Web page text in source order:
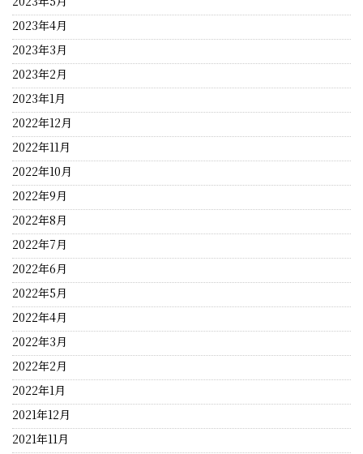
2023年4月
2023年3月
2023年2月
2023年1月
2022年12月
2022年11月
2022年10月
2022年9月
2022年8月
2022年7月
2022年6月
2022年5月
2022年4月
2022年3月
2022年2月
2022年1月
2021年12月
2021年11月